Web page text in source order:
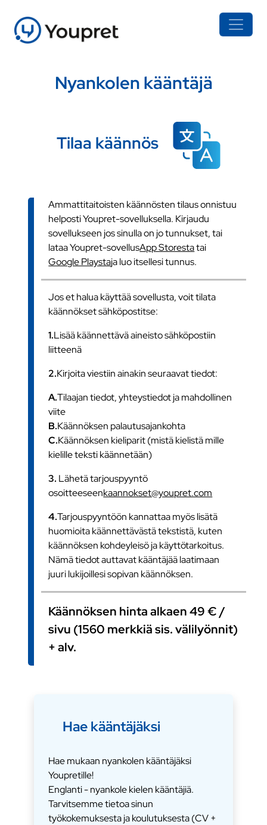
Nyankolen kääntäjä
Tilaa käännös
Ammattitaitoisten käännösten tilaus onnistuu
helposti Youpret-sovelluksella. Kirjaudu
sovellukseen jos sinulla on jo tunnukset, tai
lataa Youpret-sovellusApp Storestatai
Google Playstaja luo itsellesi tunnus.
Jos et halua käyttää sovellusta, voit tilata
käännökset sähköpostitse:
1.Lisää käännettävä aineisto sähköpostiin
liitteenä
2.Kirjoita viestiin ainakin seuraavat tiedot:
A.Tilaajan tiedot, yhteystiedot ja mahdollinen
viite
B.Käännöksen palautusajankohta
C.Käännöksen kieliparit (mistä kielistä mille
kielille teksti käännetään)
3. Lähetä tarjouspyyntö
osoitteeseenkaannokset@youpret.com
4.Tarjouspyyntöön kannattaa myös lisätä
huomioita käännettävästä tekstistä, kuten
käännöksen kohdeyleisö ja käyttötarkoitus.
Nämä tiedot auttavat kääntäjää laatimaan
juuri lukijoillesi sopivan käännöksen.
Käännöksen hinta alkaen 49 € /
sivu (1560 merkkiä sis. välilyönnit)
+ alv.
Hae kääntäjäksi
Hae mukaan nyankolen kääntäjäksi
Youpretille!
Englanti - nyankole kielen kääntäjiä.
Tarvitsemme tietoa sinun
työkokemuksesta ja koulutuksesta (CV +